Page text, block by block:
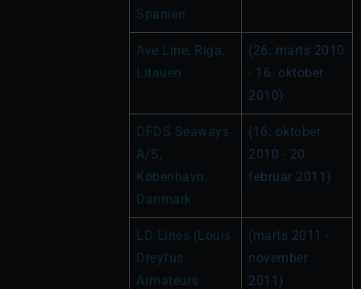
Spanien
Ave Line, Riga,
Litauen
(26. marts 2010
- 16. oktober
2010)
DFDS Seaways
A/S,
København,
Danmark
(16. oktober
2010 - 20.
februar 2011)
LD Lines (Louis
Dreyfus
Armateurs
(marts 2011 -
november
2011)